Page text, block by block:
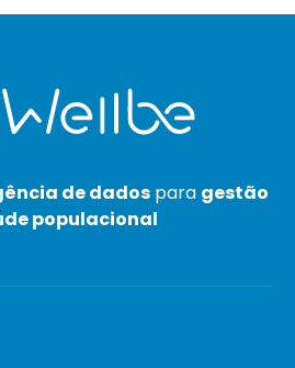
de dados para gestão
populacional